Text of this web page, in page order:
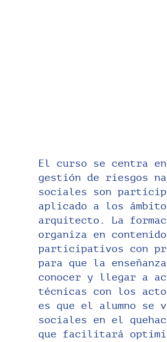
El curso se centra
gestión de riesgos
sociales son
aplicado a los
arquitecto. La
organiza en
participativos con
para que la
conocer y llegar a
técnicas con los
es que el alumno se
sociales en el
que facilitará
ejes del
participativo. Se
actores
ante los riesgos
docentes de
curso se abre a
Como resultado se
proceso
enfatizó en
decisiones en “el
del Sistema de
Emergencias
destructiva en Lima-